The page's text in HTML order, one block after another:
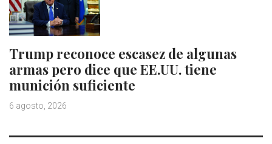
Trump reconoce escasez de algunas
armas pero dice que EE.UU. tiene
munición suficiente
6 agosto, 2026